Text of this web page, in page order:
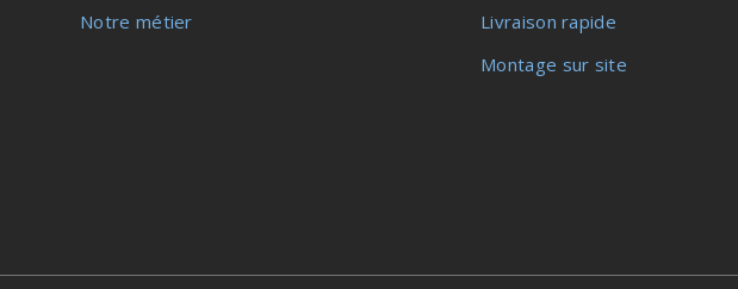
Notre métier
Livraison rapide
Montage sur site